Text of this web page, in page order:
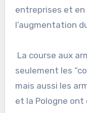
entreprises et en
l’augmentation
La course aux
seulement les
mais aussi les
et la Pologne ont